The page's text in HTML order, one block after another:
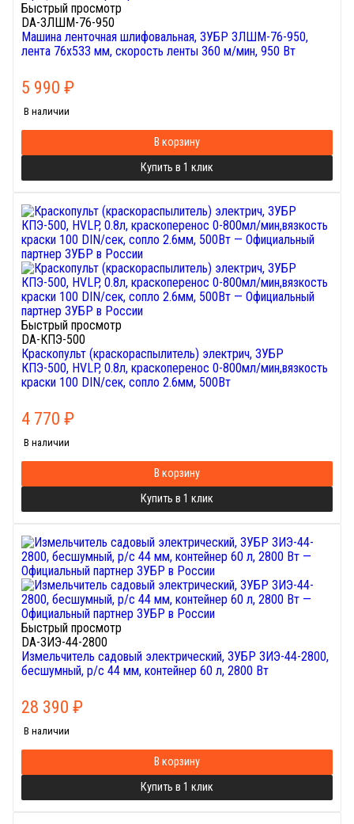
Быстрый просмотр
DA-ЗЛШМ-76-950
Машина ленточная шлифовальная, ЗУБР ЗЛШМ-76-950,
лента 76x533 мм, скорость ленты 360 м/мин, 950 Вт
5 990 ₽
В наличии
В корзину
Купить в 1 клик
Быстрый просмотр
DA-КПЭ-500
Краскопульт (краскораспылитель) электрич, ЗУБР
КПЭ-500, HVLP, 0.8л, краскоперенос 0-800мл/мин,вязкость
краски 100 DIN/сек, сопло 2.6мм, 500Вт
4 770 ₽
В наличии
В корзину
Купить в 1 клик
Быстрый просмотр
DA-ЗИЭ-44-2800
Измельчитель садовый электрический, ЗУБР ЗИЭ-44-2800,
бесшумный, р/с 44 мм, контейнер 60 л, 2800 Вт
28 390 ₽
В наличии
В корзину
Купить в 1 клик